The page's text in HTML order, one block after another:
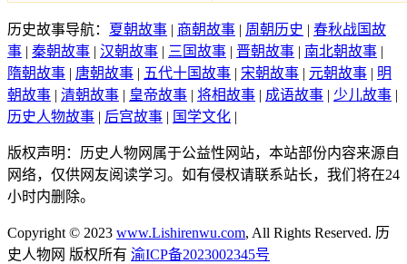
历史故事导航： 夏朝故事 | 商朝故事 | 周朝历史 | 春秋战国故
事 | 秦朝故事 | 汉朝故事 | 三国故事 | 晋朝故事 | 南北朝故事 |
隋朝故事 | 唐朝故事 | 五代十国故事 | 宋朝故事 | 元朝故事 | 明
朝故事 | 清朝故事 | 皇帝故事 | 将相故事 | 成语故事 | 少儿故事 |
历史人物故事 | 后宫故事 | 国学文化 |
版权声明：历史人物网属于公益性网站，本站部份内容来源自
网络，仅供网友阅读学习。如有侵权请联系站长，我们将在24
小时内删除。
Copyright © 2023 www.Lishirenwu.com, All Rights Reserved. 历
史人物网 版权所有 渝ICP备2023002345号